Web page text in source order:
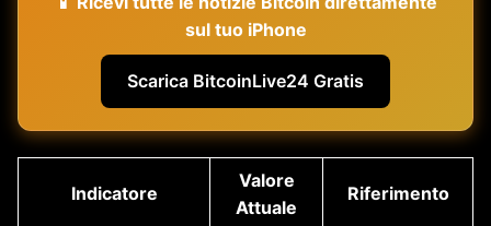
sul tuo iPhone
Scarica BitcoinLive24 Gratis
Indicatore
Valore
Attuale
Riferimento